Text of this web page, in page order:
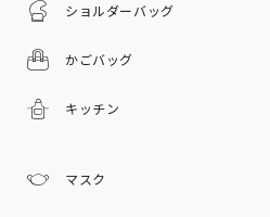
ショルダーバッグ
かごバッグ
キッチン
マスク